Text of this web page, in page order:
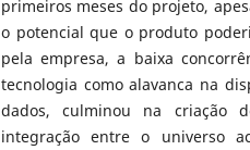
primeiros meses do projeto,
o potencial que o produto
pela empresa, a baixa
tecnologia como alavanca na
dados, culminou na criação
integração entre o universo